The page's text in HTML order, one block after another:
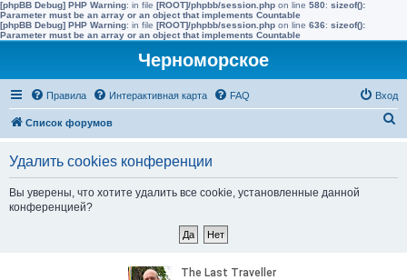
[phpBB Debug] PHP Warning: in file [ROOT]/phpbb/session.php on line 580: sizeof():
Parameter must be an array or an object that implements Countable
[phpBB Debug] PHP Warning: in file [ROOT]/phpbb/session.php on line 636: sizeof():
Parameter must be an array or an object that implements Countable
Черноморское
Правила Интерактивная карта FAQ Вход
Список форумов
Удалить cookies конференции
Вы уверены, что хотите удалить все cookie, установленные данной
конференцией?